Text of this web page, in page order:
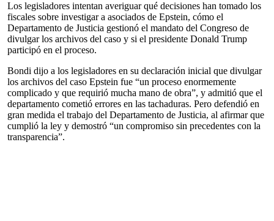
Los legisladores intentan averiguar qué decisiones han tomado los
fiscales sobre investigar a asociados de Epstein, cómo el
Departamento de Justicia gestionó el mandato del Congreso de
divulgar los archivos del caso y si el presidente Donald Trump
participó en el proceso.
Bondi dijo a los legisladores en su declaración inicial que divulgar
los archivos del caso Epstein fue “un proceso enormemente
complicado y que requirió mucha mano de obra”, y admitió que el
departamento cometió errores en las tachaduras. Pero defendió en
gran medida el trabajo del Departamento de Justicia, al afirmar que
cumplió la ley y demostró “un compromiso sin precedentes con la
transparencia”.